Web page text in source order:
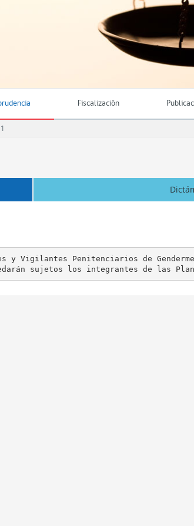
Fiscalización
y Vigilantes Penitenciarios de